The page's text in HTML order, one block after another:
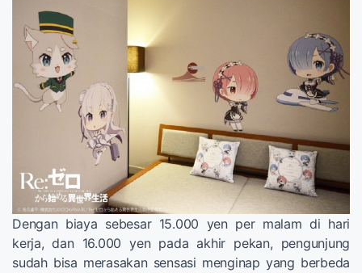
Dengan biaya sebesar 15.000 yen per malam di hari
kerja, dan 16.000 yen pada akhir pekan, pengunjung
sudah bisa merasakan sensasi menginap yang berbeda